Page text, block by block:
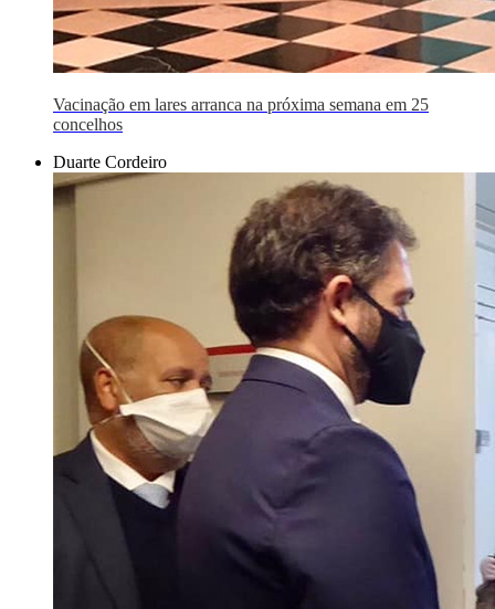
Vacinação em lares arranca na próxima semana em 25
concelhos
Duarte Cordeiro